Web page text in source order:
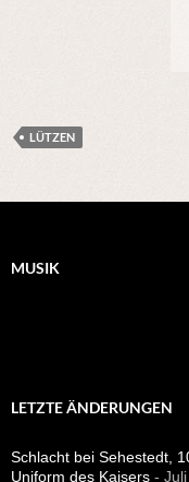
LÜTZEN
MUSIK
LETZTE ÄNDERUNGEN
Schlacht bei Sehestedt,
Uniform des Kaisers -